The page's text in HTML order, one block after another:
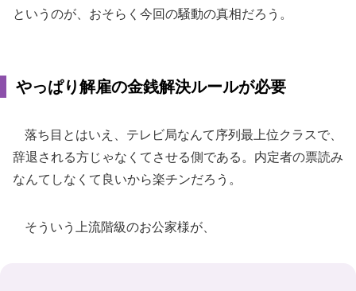
というのが、おそらく今回の騒動の真相だろう。
やっぱり解雇の金銭解決ルールが必要
落ち目とはいえ、テレビ局なんて序列最上位クラスで、
辞退される方じゃなくてさせる側である。内定者の票読み
なんてしなくて良いから楽チンだろう。
そういう上流階級のお公家様が、